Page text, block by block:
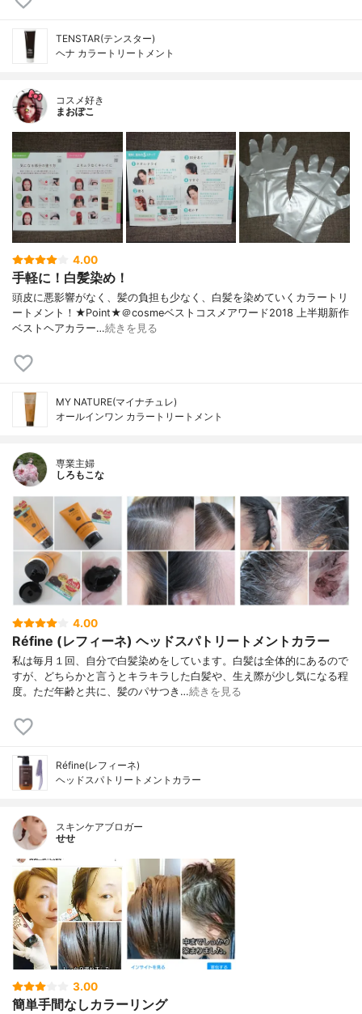
TENSTAR(テンスター)
ヘナ カラートリートメント
コスメ好き
まおぽこ
4.00
手軽に！白髪染め！
頭皮に悪影響がなく、髪の負担も少なく、白髪を染めていくカラートリ
ートメント！★Point★＠cosmeベストコスメアワード2018 上半期新作
ベストヘアカラー…続きを見る
MY NATURE(マイナチュレ)
オールインワン カラートリートメント
専業主婦
しろもこな
4.00
Réfine (レフィーネ) ヘッドスパトリートメントカラー
私は毎月１回、自分で白髪染めをしています。白髪は全体的にあるので
すが、どちらかと言うとキラキラした白髪や、生え際が少し気になる程
度。ただ年齢と共に、髪のパサつき…続きを見る
Réfine(レフィーネ)
ヘッドスパトリートメントカラー
スキンケアブロガー
せせ
3.00
簡単手間なしカラーリング